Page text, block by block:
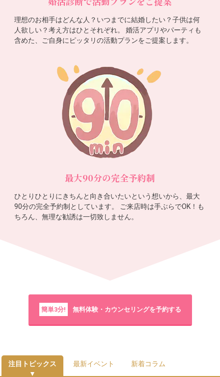
理想のお相手はどんな人？いつまでに結婚したい？子供は何
人欲しい？考え方はひとそれぞれ。 婚活アプリやパーティも
含めた、ご自身にピッタリの活動プランをご提案します。
最大90分の完全予約制
ひとりひとりにきちんと向き合いたいという想いから、最大
90分の完全予約制としています。 ご来店時は手ぶらでOK！も
ちろん、無理な勧誘は一切致しません。
簡単3分! 無料体験・カウンセリングを予約する
注目トピックス 最新イベント 新着コラム